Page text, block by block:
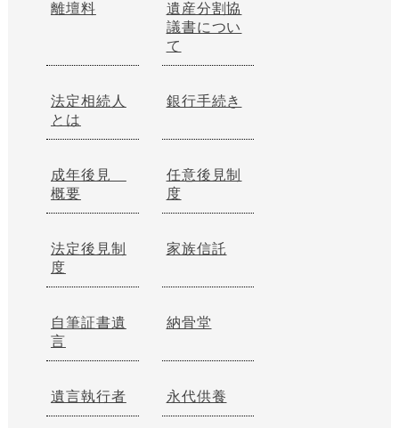
離壇料
遺産分割協
議書につい
て
法定相続人
とは
銀行手続き
成年後見
概要
任意後見制
度
法定後見制
度
家族信託
自筆証書遺
言
納骨堂
遺言執行者 永代供養